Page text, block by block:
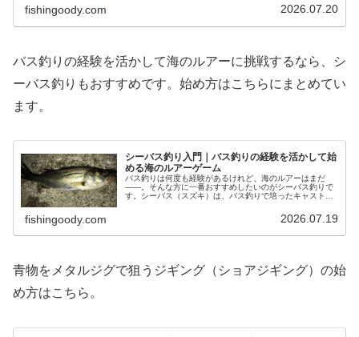
fishingoody.com 2026.07.20
バス釣りの経験を活かして海のルアーに挑戦するなら、シ
ーバス釣りもおすすめです。始め方はこちらにまとめてい
ます。
シーバス釣り入門｜バス釣りの経験を活かして始
める海のルアーゲーム
バス釣りは何度も経験があるけれど、海のルアーはまだ
――。そんな方に一番おすすめしたいのがシーバス釣りで
す。シーバス（スズキ）は、バス釣りで培ったキャストと
fishingoody.com 2026.07.19
青物をメタルジグで狙うジギング（ショアジギング）の始
め方はこちら。